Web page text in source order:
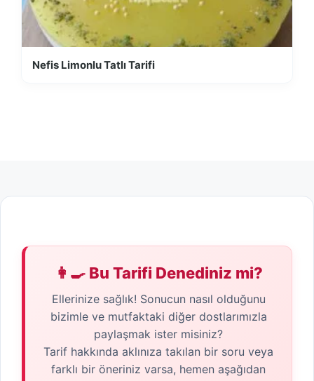
Nefis Limonlu Tatlı Tarifi
👩‍🍳 Bu Tarifi Denediniz mi?
Ellerinize sağlık! Sonucun nasıl olduğunu
bizimle ve mutfaktaki diğer dostlarımızla
paylaşmak ister misiniz?
Tarif hakkında aklınıza takılan bir soru veya
farklı bir öneriniz varsa, hemen aşağıdan